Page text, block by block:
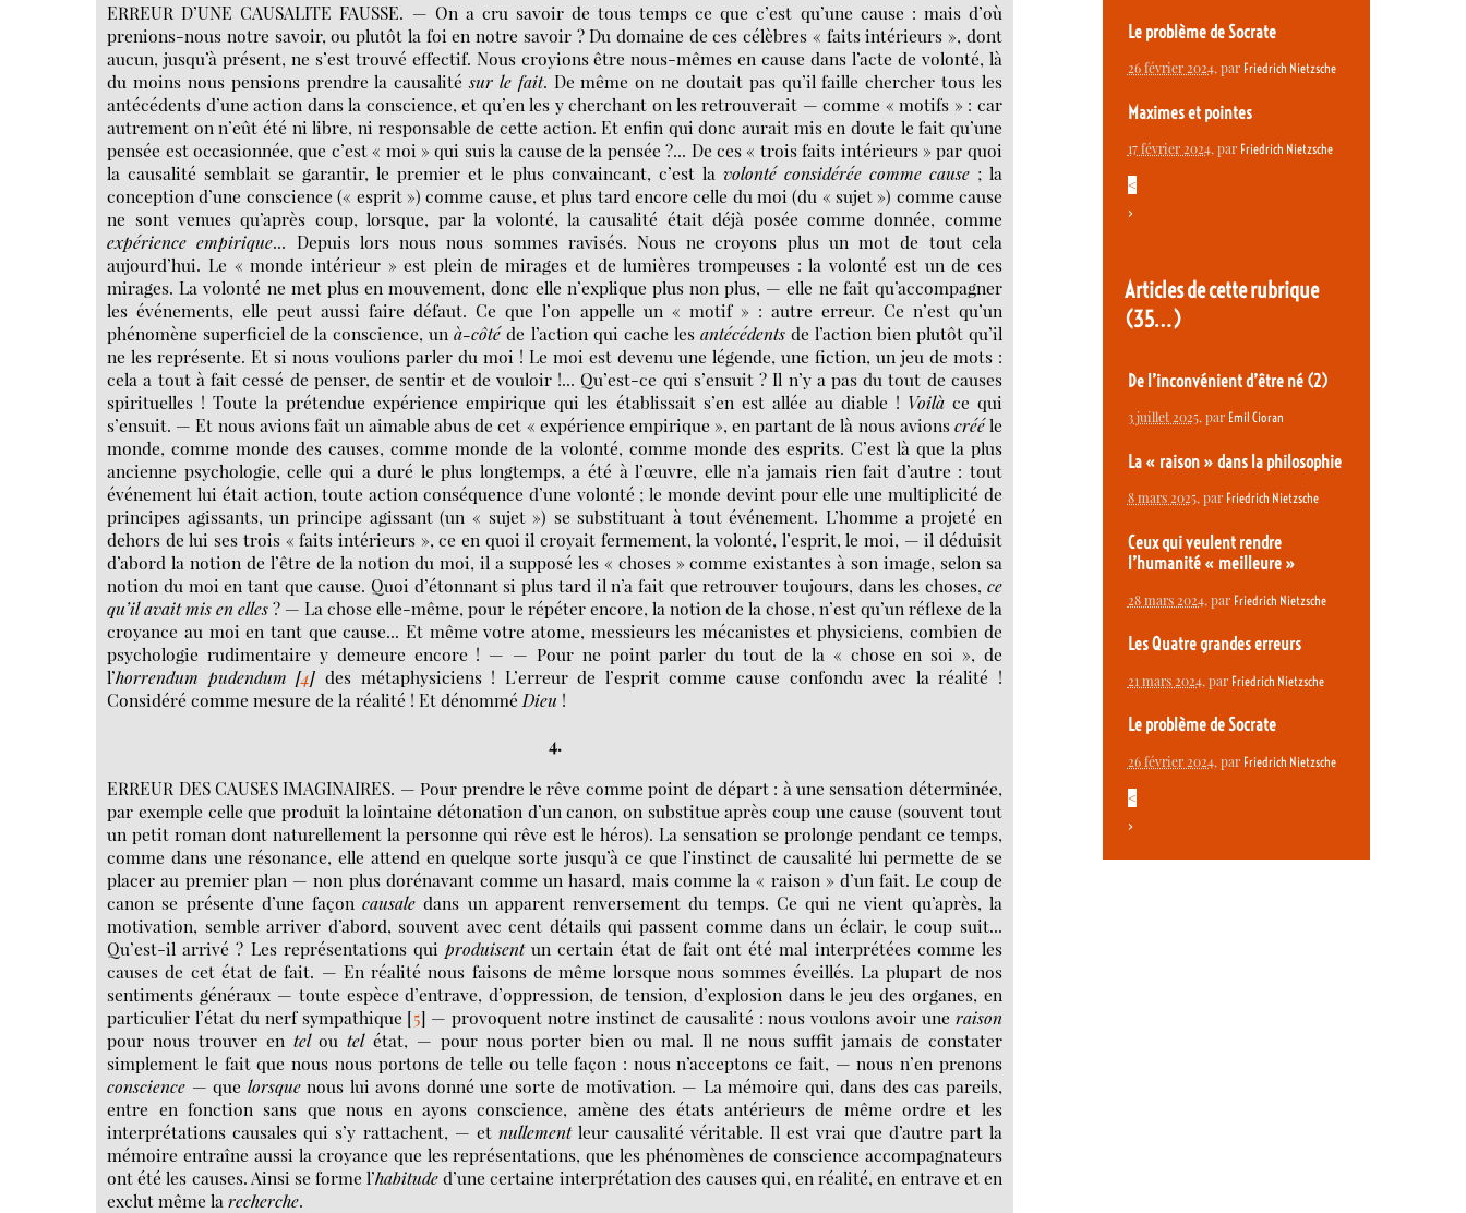
ERREUR D’UNE CAUSALITE FAUSSE. — On a cru savoir de tous temps ce que c’est qu’une cause : mais d’où
prenions-nous notre savoir, ou plutôt la foi en notre savoir ? Du domaine de ces célèbres « faits intérieurs », dont
aucun, jusqu’à présent, ne s’est trouvé effectif. Nous croyions être nous-mêmes en cause dans l’acte de volonté, là
du moins nous pensions prendre la causalitésur le fait. De même on ne doutait pas qu’il faille chercher tous les
antécédents d’une action dans la conscience, et qu’en les y cherchant on les retrouverait — comme « motifs » : car
autrement on n’eût été ni libre, ni responsable de cette action. Et enfin qui donc aurait mis en doute le fait qu’une
pensée est occasionnée, que c’est « moi » qui suis la cause de la pensée ?... De ces « trois faits intérieurs » par quoi
la causalité semblait se garantir, le premier et le plus convaincant, c’est la volonté considérée comme cause; la
conception d’une conscience (« esprit ») comme cause, et plus tard encore celle du moi (du « sujet ») comme cause
ne sont venues qu’après coup, lorsque, par la volonté, la causalité était déjà posée comme donnée, comme
expérience empirique... Depuis lors nous nous sommes ravisés. Nous ne croyons plus un mot de tout cela
aujourd’hui. Le « monde intérieur » est plein de mirages et de lumières trompeuses : la volonté est un de ces
mirages. La volonté ne met plus en mouvement, donc elle n’explique plus non plus, — elle ne fait qu’accompagner
les événements, elle peut aussi faire défaut. Ce que l’on appelle un « motif » : autre erreur. Ce n’est qu’un
phénomène superficiel de la conscience, unà-côtéde l’action qui cache les antécédentsde l’action bien plutôt qu’il
ne les représente. Et si nous voulions parler du moi ! Le moi est devenu une légende, une fiction, un jeu de mots :
cela a tout à fait cessé de penser, de sentir et de vouloir !... Qu’est-ce qui s’ensuit ? Il n’y a pas du tout de causes
spirituelles ! Toute la prétendue expérience empirique qui les établissait s’en est allée au diable ! Voilàce qui
s’ensuit. — Et nous avions fait un aimable abus de cet « expérience empirique », en partant de là nous avionscrééle
monde, comme monde des causes, comme monde de la volonté, comme monde des esprits. C’est là que la plus
ancienne psychologie, celle qui a duré le plus longtemps, a été à l’œuvre, elle n’a jamais rien fait d’autre : tout
événement lui était action, toute action conséquence d’une volonté ; le monde devint pour elle une multiplicité de
principes agissants, un principe agissant (un « sujet ») se substituant à tout événement. L’homme a projeté en
dehors de lui ses trois « faits intérieurs », ce en quoi il croyait fermement, la volonté, l’esprit, le moi, — il déduisit
d’abord la notion de l’être de la notion du moi, il a supposé les « choses » comme existantes à son image, selon sa
notion du moi en tant que cause. Quoi d’étonnant si plus tard il n’a fait que retrouver toujours, dans les choses, ce
qu’il avait mis en elles? — La chose elle-même, pour le répéter encore, la notion de la chose, n’est qu’un réflexe de la
croyance au moi en tant que cause... Et même votre atome, messieurs les mécanistes et physiciens, combien de
psychologie rudimentaire y demeure encore ! — — Pour ne point parler du tout de la « chose en soi », de
l’horrendum pudendum [4] des métaphysiciens ! L’erreur de l’esprit comme cause confondu avec la réalité !
Considéré comme mesure de la réalité ! Et dénommé Dieu !
4.
ERREUR DES CAUSES IMAGINAIRES. — Pour prendre le rêve comme point de départ : à une sensation déterminée,
par exemple celle que produit la lointaine détonation d’un canon, on substitue après coup une cause (souvent tout
un petit roman dont naturellement la personne qui rêve est le héros). La sensation se prolonge pendant ce temps,
comme dans une résonance, elle attend en quelque sorte jusqu’à ce que l’instinct de causalité lui permette de se
placer au premier plan — non plus dorénavant comme un hasard, mais comme la « raison » d’un fait. Le coup de
canon se présente d’une façoncausale dans un apparent renversement du temps. Ce qui ne vient qu’après, la
motivation, semble arriver d’abord, souvent avec cent détails qui passent comme dans un éclair, le coup suit...
Qu’est-il arrivé ? Les représentations quiproduisentun certain état de fait ont été mal interprétées comme les
causes de cet état de fait. — En réalité nous faisons de même lorsque nous sommes éveillés. La plupart de nos
sentiments généraux — toute espèce d’entrave, d’oppression, de tension, d’explosion dans le jeu des organes, en
particulier l’état du nerf sympathique [5] — provoquent notre instinct de causalité : nous voulons avoir une raison
pour nous trouver en teloutelétat, — pour nous porter bien ou mal. Il ne nous suffit jamais de constater
simplement le fait que nous nous portons de telle ou telle façon : nous n’acceptons ce fait, — nous n’en prenons
conscience — que lorsquenous lui avons donné une sorte de motivation. — La mémoire qui, dans des cas pareils,
entre en fonction sans que nous en ayons conscience, amène des états antérieurs de même ordre et les
interprétations causales qui s’y rattachent, — et nullementleur causalité véritable. Il est vrai que d’autre part la
mémoire entraîne aussi la croyance que les représentations, que les phénomènes de conscience accompagnateurs
ont été les causes. Ainsi se forme l’habituded’une certaine interprétation des causes qui, en réalité, en entrave et en
exclut même larecherche.
Le problème de Socrate
26 février 2024, par Friedrich Nietzsche
Maximes et pointes
17 février 2024, par Friedrich Nietzsche
<
>
Articles de cette rubrique
(35…)
De l’inconvénient d’être né (2)
3 juillet 2025, par Emil Cioran
La « raison » dans la philosophie
8 mars 2025, par Friedrich Nietzsche
Ceux qui veulent rendre
l’humanité « meilleure »
28 mars 2024, par Friedrich Nietzsche
Les Quatre grandes erreurs
21 mars 2024, par Friedrich Nietzsche
Le problème de Socrate
26 février 2024, par Friedrich Nietzsche
<
>